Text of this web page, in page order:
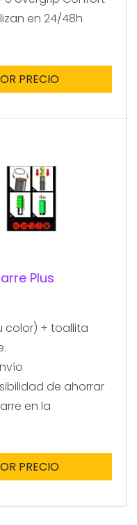
en 24/48h
PRECIO
Plus
color) + toallita
de ahorrar
en la
PRECIO